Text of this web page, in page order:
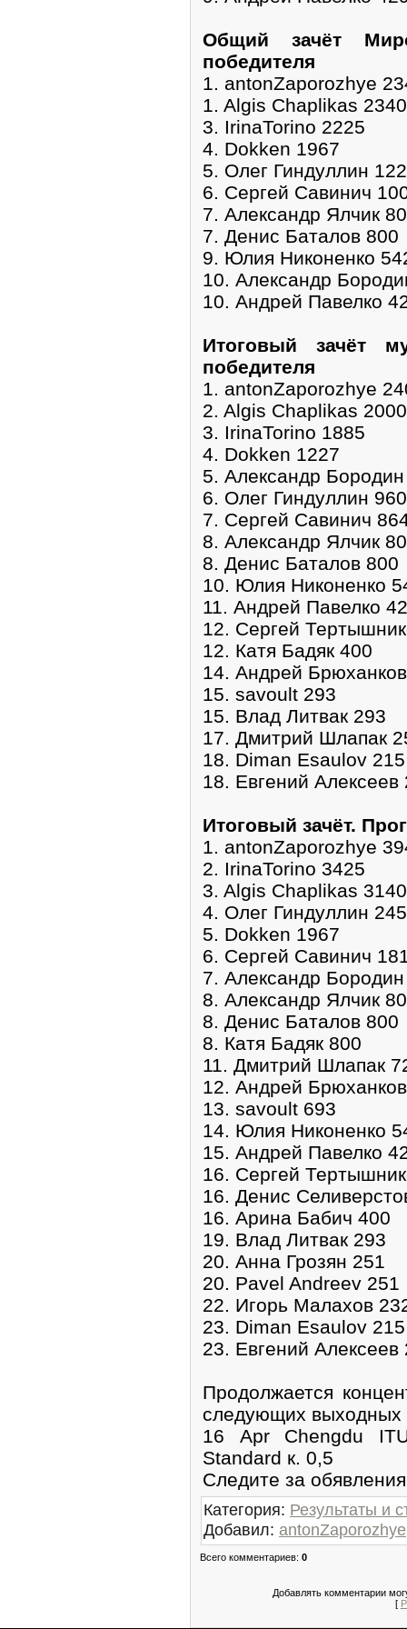
Общий зачёт
победителя
1. antonZaporozhye
1. Algis Chaplikas 2340
3. IrinaTorino 2225
4. Dokken 1967
5. Олег Гиндуллин
6. Сергей Савинич
7. Александр Ялчик
7. Денис Баталов 800
9. Юлия Никоненко
10. Александр
10. Андрей Павелко
Итоговый зачёт
победителя
1. antonZaporozhye
2. Algis Chaplikas 2000
3. IrinaTorino 1885
4. Dokken 1227
5. Александр
6. Олег Гиндуллин 960
7. Сергей Савинич
8. Александр Ялчик
8. Денис Баталов 800
10. Юлия Никоненко
11. Андрей Павелко
12. Сергей
12. Катя Бадяк 400
14. Андрей
15. savoult 293
15. Влад Литвак 293
17. Дмитрий Шлапак
18. Diman Esaulov 215
18. Евгений Алексеев
Итоговый зачёт.
1. antonZaporozhye
2. IrinaTorino 3425
3. Algis Chaplikas 3140
4. Олег Гиндуллин
5. Dokken 1967
6. Сергей Савинич
7. Александр
8. Александр Ялчик
8. Денис Баталов 800
8. Катя Бадяк 800
11. Дмитрий Шлапак
12. Андрей
13. savoult 693
14. Юлия Никоненко
15. Андрей Павелко
16. Сергей
16. Денис
16. Арина Бабич 400
19. Влад Литвак 293
20. Анна Грозян 251
20. Pavel Andreev 251
22. Игорь Малахов
23. Diman Esaulov 215
23. Евгений Алексеев
Продолжается
следующих выходных
16 Apr Chengdu
Standard к. 0,5
Следите за
Категория: Результаты и
Добавил: antonZaporozhye
Всего комментариев: 0
Добавлять комментарии
[